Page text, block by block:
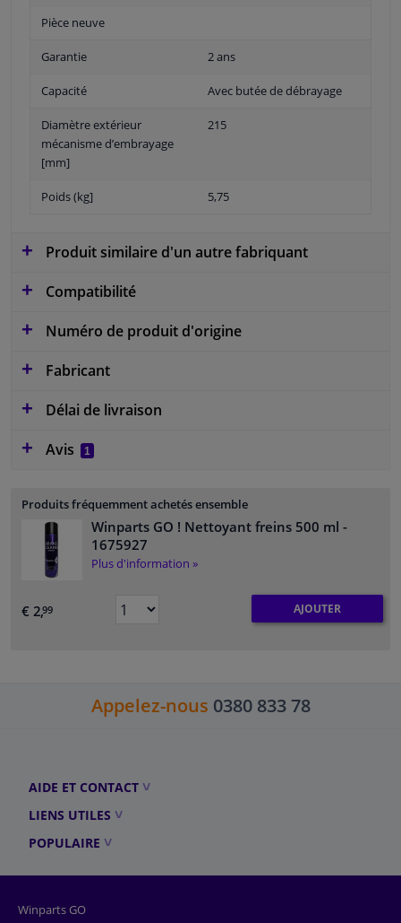
Pièce neuve
Garantie 2 ans
Capacité Avec butée de débrayage
Diamètre extérieur
mécanisme d’embrayage
[mm]
215
Poids (kg] 5,75
Produit similaire d'un autre fabriquant
Compatibilité
Numéro de produit d'origine
Fabricant
Délai de livraison
Avis
1
Produits fréquemment achetés ensemble
Winparts GO ! Nettoyant freins 500 ml -
1675927
Plus d'information »
€ 2,99 AJOUTER
Appelez-nous 0380 833 78
AIDE ET CONTACT
LIENS UTILES
POPULAIRE
Winparts GO